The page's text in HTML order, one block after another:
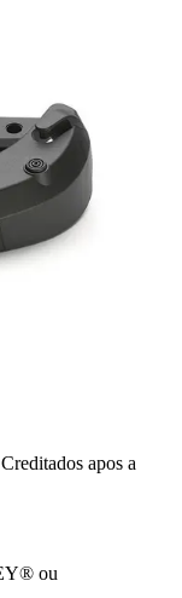
Creditados apos a
ou